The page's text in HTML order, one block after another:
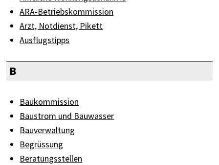
ARA-Betriebskommission
Arzt, Notdienst, Pikett
Ausflugstipps
B
Baukommission
Baustrom und Bauwasser
Bauverwaltung
Begrüssung
Beratungsstellen